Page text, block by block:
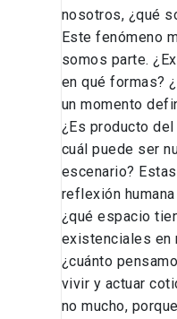
nosotros, ¿qué
Este fenómeno
somos parte.
en qué formas?
un momento
¿Es producto
cuál puede ser
escenario?
reflexión
¿qué espacio
existenciales en
¿cuánto
vivir y actuar
no mucho,